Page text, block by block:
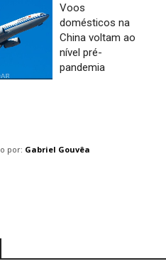
Voos
domésticos na
China voltam ao
nível pré-
pandemia
por: Gabriel Gouvêa